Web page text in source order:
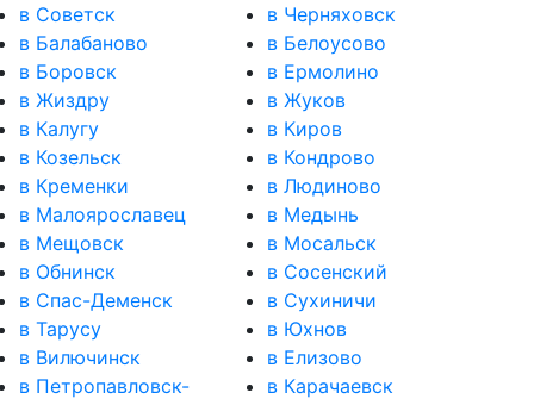
в Советск
в Черняховск
в Балабаново
в Белоусово
в Боровск
в Ермолино
в Жиздру
в Жуков
в Калугу
в Киров
в Козельск
в Кондрово
в Кременки
в Людиново
в Малоярославец
в Медынь
в Мещовск
в Мосальск
в Обнинск
в Сосенский
в Спас-Деменск
в Сухиничи
в Тарусу
в Юхнов
в Вилючинск
в Елизово
в Петропавловск-
в Карачаевск